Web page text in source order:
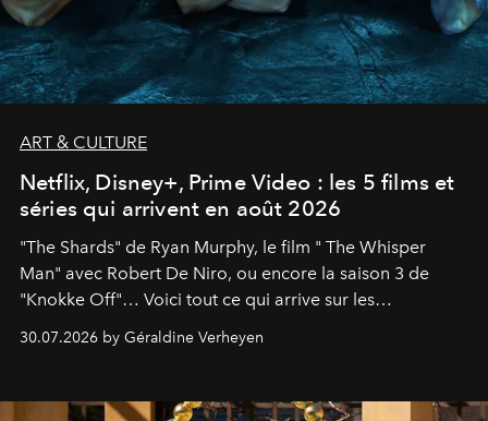
ART & CULTURE
Netflix, Disney+, Prime Video : les 5 films et
séries qui arrivent en août 2026
"The Shards" de Ryan Murphy, le film " The Whisper
Man" avec Robert De Niro, ou encore la saison 3 de
"Knokke Off"… Voici tout ce qui arrive sur les
plateformes de streaming en août 2026.
30.07.2026 by Géraldine Verheyen